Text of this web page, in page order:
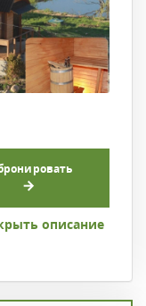
описание